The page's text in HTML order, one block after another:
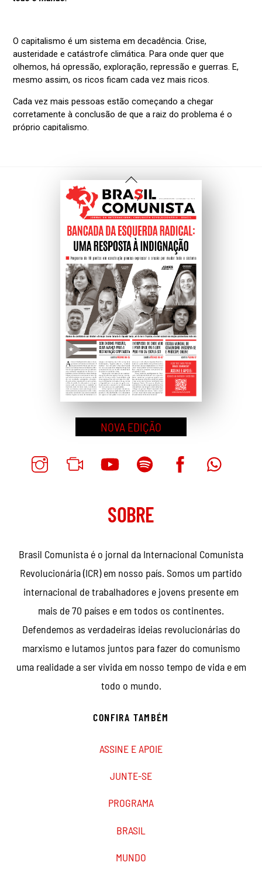
Voltar
Ao
Topo
NOVA EDIÇÃO
SOBRE
Brasil Comunista é o jornal da Internacional Comunista
Revolucionária (ICR) em nosso país. Somos um partido
internacional de trabalhadores e jovens presente em
mais de 70 países e em todos os continentes.
Defendemos as verdadeiras ideias revolucionárias do
marxismo e lutamos juntos para fazer do comunismo
uma realidade a ser vivida em nosso tempo de vida e em
todo o mundo.
CONFIRA TAMBÉM
ASSINE E APOIE
JUNTE-SE
PROGRAMA
BRASIL
MUNDO